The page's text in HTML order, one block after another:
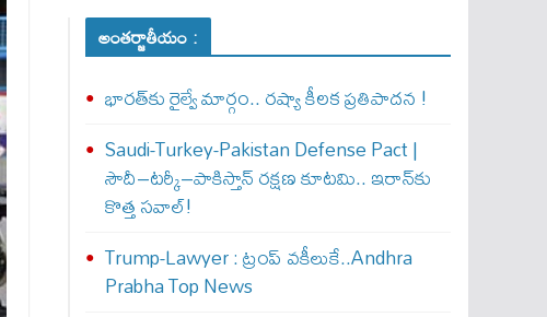
అంతర్జాతీయం :
భారత్‌కు రైల్వే మార్గం.. రష్యా కీలక ప్రతిపాదన !
Saudi-Turkey-Pakistan Defense Pact |
సౌదీ–టర్కీ–పాకిస్తాన్ రక్షణ కూటమి.. ఇరాన్‌కు
కొత్త సవాల్!
Trump-Lawyer : ట్రంప్ వ‌కీలుకే..Andhra
Prabha Top News